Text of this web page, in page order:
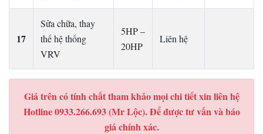
17
Sửa chữa, thay
thế hệ thống
VRV
5HP –
20HP
Liên hệ
Giá trên có tính chất tham khảo mọi chi tiết xin liên hệ
Hotline 0933.266.693 (Mr Lộc). Để được tư vấn và báo
giá chính xác.